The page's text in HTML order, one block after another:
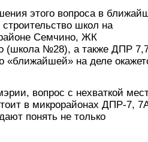
этого вопроса в
строительство школ на
Семчино, ЖК
(школа №28), а также ДПР
«ближайшей» на деле
вопрос с нехваткой
в микрорайонах ДПР-7,
понять не только